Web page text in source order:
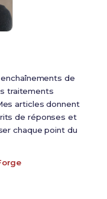
de
traitements
articles donnent
de réponses et
chaque point du